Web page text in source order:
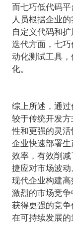
而七巧低代码
人员根据企业
自定义代码和
迭代方面，七
动化测试工具
化。
综上所述，通
较于传统开发
性和更强的灵
企业快速部署
效率，有效削
捷应对市场波
现代企业构建
激烈的市场竞
获得更强的竞
在可持续发展的